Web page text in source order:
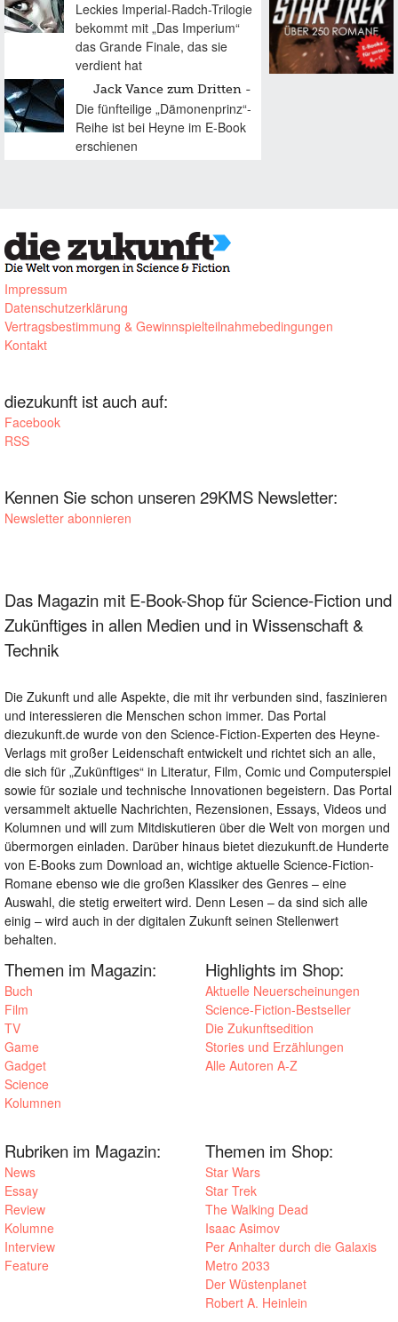
Leckies Imperial-Radch-Trilogie
bekommt mit „Das Imperium“
das Grande Finale, das sie
verdient hat
Jack Vance zum Dritten
Die fünfteilige „Dämonenprinz“-
Reihe ist bei Heyne im E-Book
erschienen
Impressum
Datenschutzerklärung
Vertragsbestimmung & Gewinnspielteilnahmebedingungen
Kontakt
diezukunft ist auch auf:
Facebook
RSS
Kennen Sie schon unseren 29KMS Newsletter:
Newsletter abonnieren
Das Magazin mit E-Book-Shop für Science-Fiction und
Zukünftiges in allen Medien und in Wissenschaft &
Technik
Die Zukunft und alle Aspekte, die mit ihr verbunden sind, faszinieren
und interessieren die Menschen schon immer. Das Portal
diezukunft.de wurde von den Science-Fiction-Experten des Heyne-
Verlags mit großer Leidenschaft entwickelt und richtet sich an alle,
die sich für „Zukünftiges“ in Literatur, Film, Comic und Computerspiel
sowie für soziale und technische Innovationen begeistern. Das Portal
versammelt aktuelle Nachrichten, Rezensionen, Essays, Videos und
Kolumnen und will zum Mitdiskutieren über die Welt von morgen und
übermorgen einladen. Darüber hinaus bietet diezukunft.de Hunderte
von E-Books zum Download an, wichtige aktuelle Science-Fiction-
Romane ebenso wie die großen Klassiker des Genres – eine
Auswahl, die stetig erweitert wird. Denn Lesen – da sind sich alle
einig – wird auch in der digitalen Zukunft seinen Stellenwert
behalten.
Themen im Magazin:
Buch
Film
TV
Game
Gadget
Science
Kolumnen
Highlights im Shop:
Aktuelle Neuerscheinungen
Science-Fiction-Bestseller
Die Zukunftsedition
Stories und Erzählungen
Alle Autoren A-Z
Rubriken im Magazin:
News
Essay
Review
Kolumne
Interview
Feature
Themen im Shop:
Star Wars
Star Trek
The Walking Dead
Isaac Asimov
Per Anhalter durch die Galaxis
Metro 2033
Der Wüstenplanet
Robert A. Heinlein